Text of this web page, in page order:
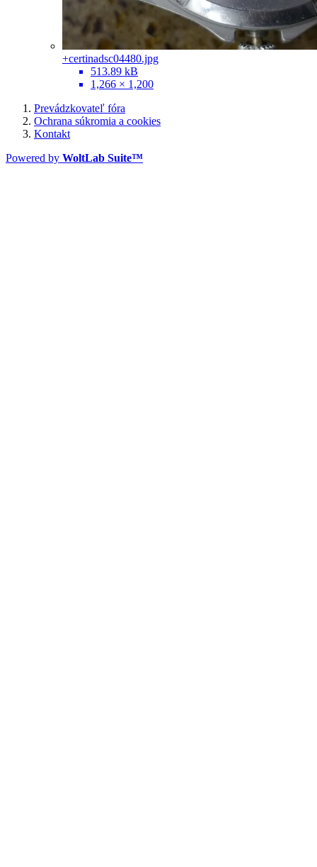
+certinadsc04480.jpg
513.89 kB
1,266 × 1,200
Prevádzkovateľ fóra
Ochrana súkromia a cookies
Kontakt
Powered by WoltLab Suite™